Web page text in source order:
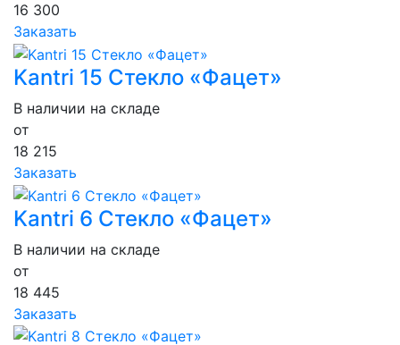
16 300
Заказать
Kantri 15 Стекло «Фацет»
В наличии на складе
от
18 215
Заказать
Kantri 6 Стекло «Фацет»
В наличии на складе
от
18 445
Заказать